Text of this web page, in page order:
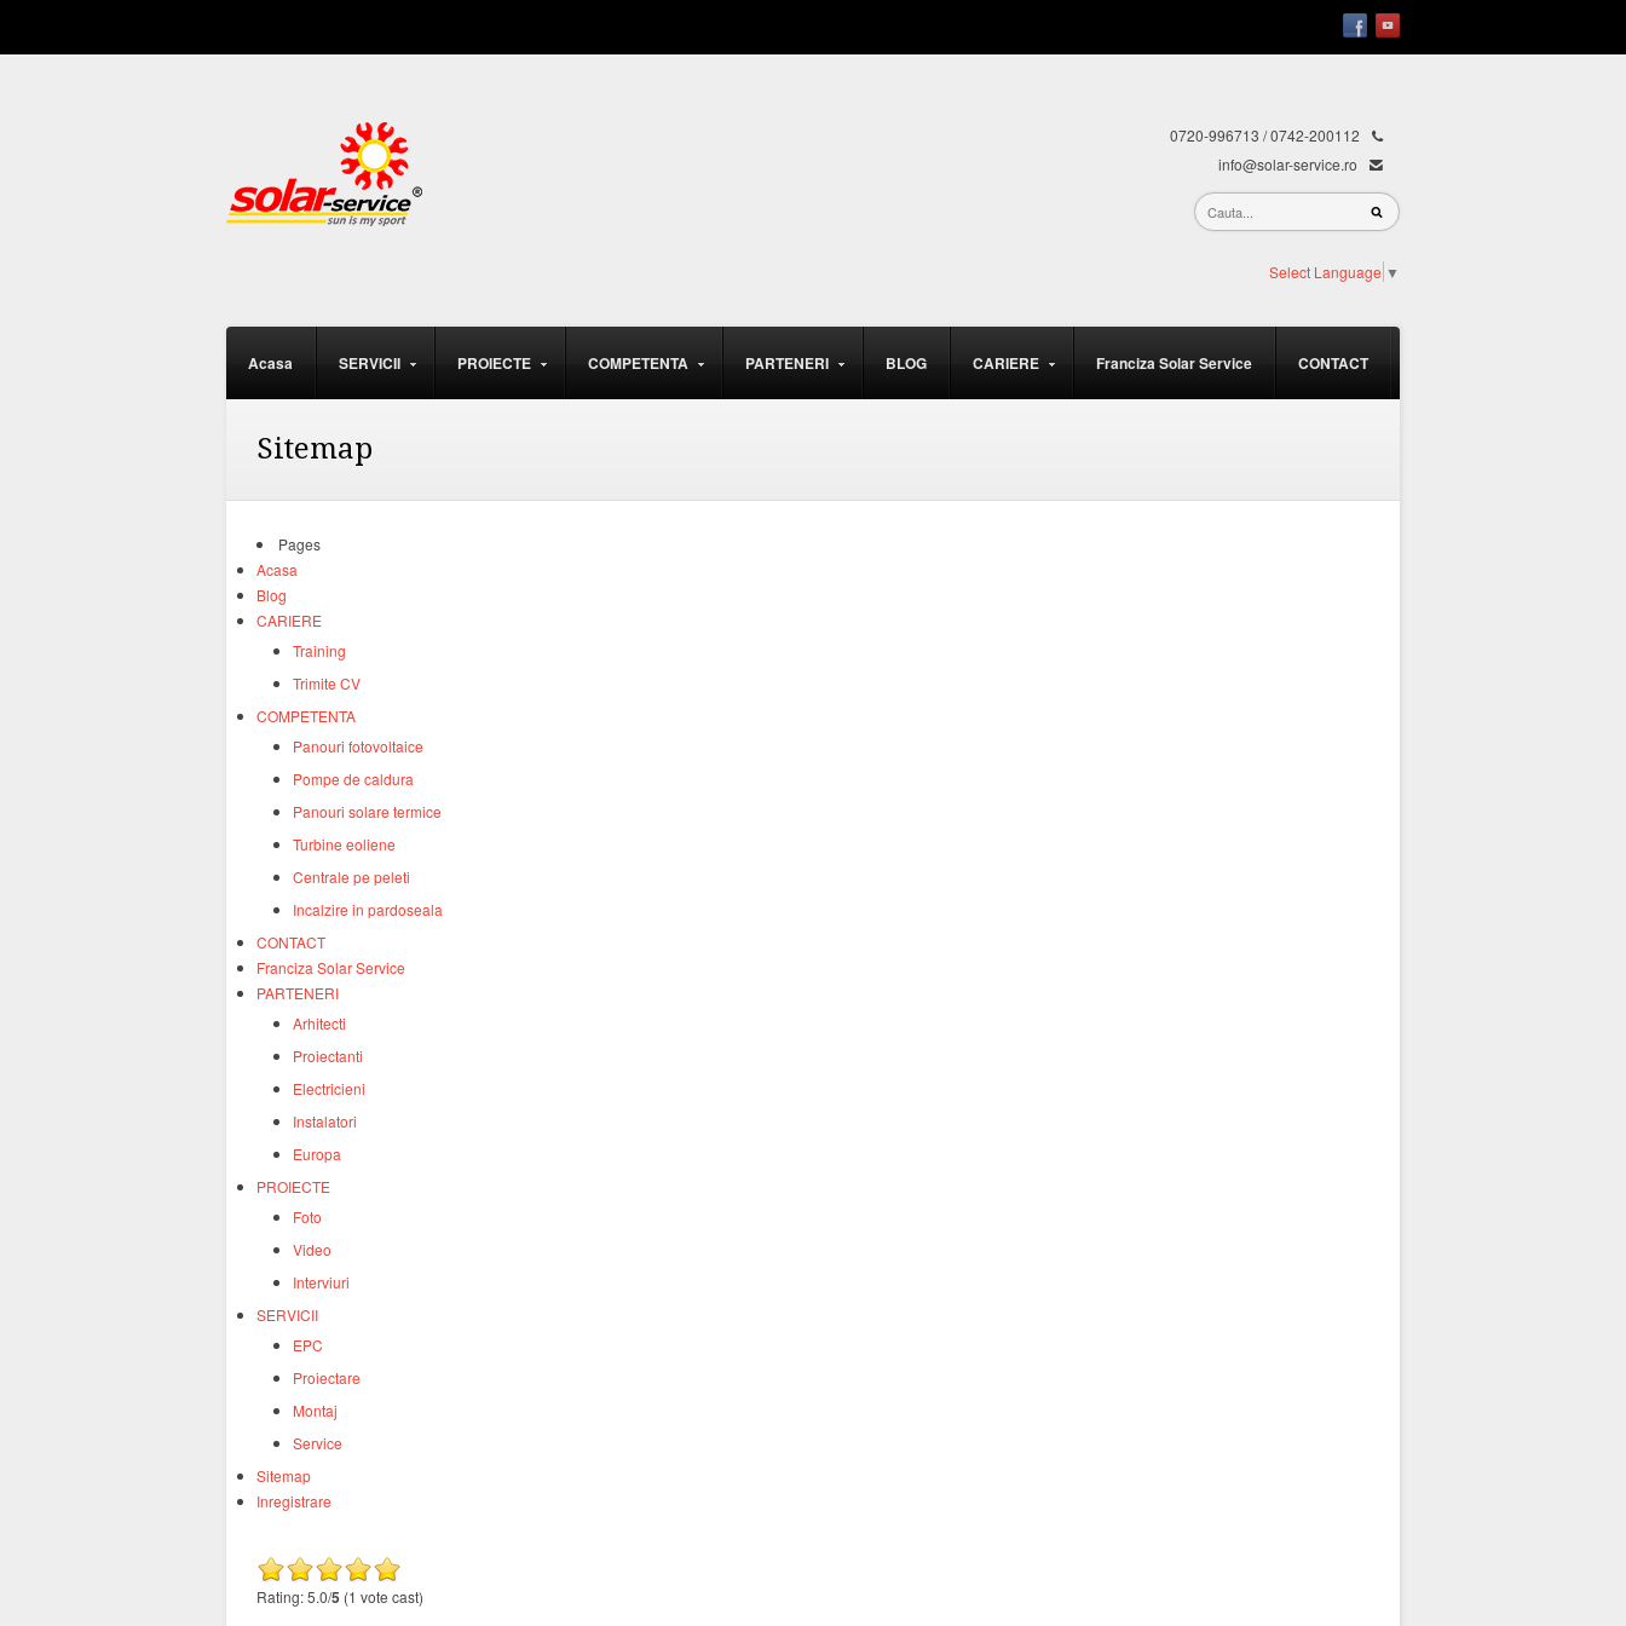
0720-996713 / 0742-200112
info@solar-service.ro
Select Language ▼
Acasa SERVICII PROIECTE COMPETENTA PARTENERI BLOG CARIERE Franciza Solar Service CONTACT
Sitemap
Pages
Acasa
Blog
CARIERE
Training
Trimite CV
COMPETENTA
Panouri fotovoltaice
Pompe de caldura
Panouri solare termice
Turbine eoliene
Centrale pe peleti
Incalzire in pardoseala
CONTACT
Franciza Solar Service
PARTENERI
Arhitecti
Proiectanti
Electricieni
Instalatori
Europa
PROIECTE
Foto
Video
Interviuri
SERVICII
EPC
Proiectare
Montaj
Service
Sitemap
Inregistrare
Rating: 5.0/5 (1 vote cast)